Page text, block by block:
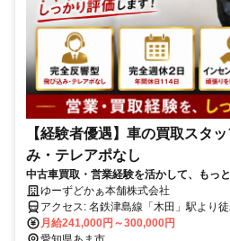
【経験者優遇】車の買取スタ
み・テレアポなし
中古車買取・営業経験を活かして、もっ
ゆーずどかぁ本舗株式会社
アクセス: 名鉄津島線「木田」駅より徒歩15分 ※マイカー(自動車)通
勤OKです。 ※駐車場は無料で使用で
月給241,000円～300,000円